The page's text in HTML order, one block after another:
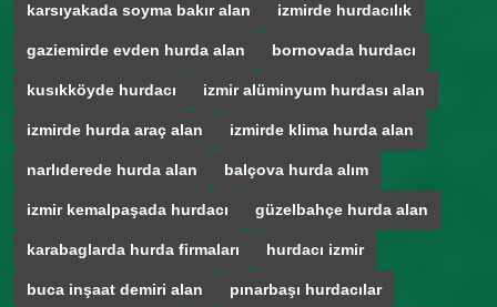
karsıyakada soyma bakır alan izmirde hurdacılık
gaziemirde evden hurda alan bornovada hurdacı
kusıkköyde hurdacı izmir alüminyum hurdası alan
izmirde hurda araç alan izmirde klima hurda alan
narlıderede hurda alan balçova hurda alım
izmir kemalpaşada hurdacı güzelbahçe hurda alan
karabaglarda hurda firmaları hurdacı izmir
buca inşaat demiri alan pınarbaşı hurdacılar